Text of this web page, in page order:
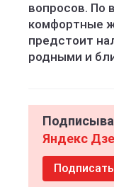
вопросов. По
комфортные
предстоит
родными и
Яндекс